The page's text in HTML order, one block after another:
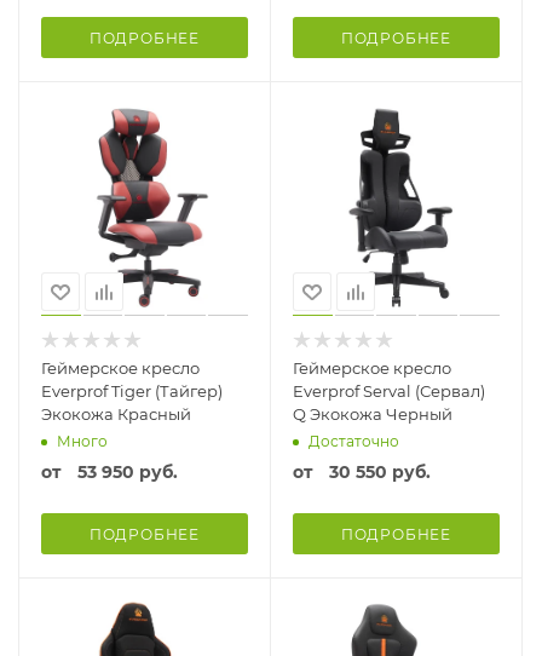
ПОДРОБНЕЕ ПОДРОБНЕЕ
Геймерское кресло
Everprof Tiger (Тайгер)
Экокожа Красный
Много
от 53 950 руб.
ПОДРОБНЕЕ
Геймерское кресло
Everprof Serval (Сервал)
Q Экокожа Черный
Достаточно
от 30 550 руб.
ПОДРОБНЕЕ